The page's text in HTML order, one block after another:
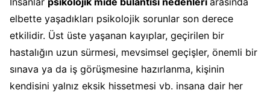
elbette yaşadıkları psikolojik sorunlar son derece
etkilidir. Üst üste yaşanan kayıplar, geçirilen bir
hastalığın uzun sürmesi, mevsimsel geçişler, önemli bir
sınava ya da iş görüşmesine hazırlanma, kişinin
kendisini yalnız eksik hissetmesi vb. insana dair her